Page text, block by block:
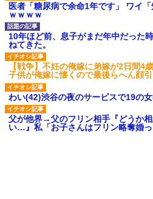
医者「糖尿病で余命1年です」 ワイ
ｗｗｗｗ
10年ほど前、息子がまだ年中だった
ねてきた。
【戦争】不妊の俺嫁に弟嫁が2日間4
子供が俺嫁に懐くので最後らへん顔
わい(42)渋谷の夜のサービスで19の
父が他界→父のフリン相手『どうか
い…』私「お子さんはフリン略奪婚